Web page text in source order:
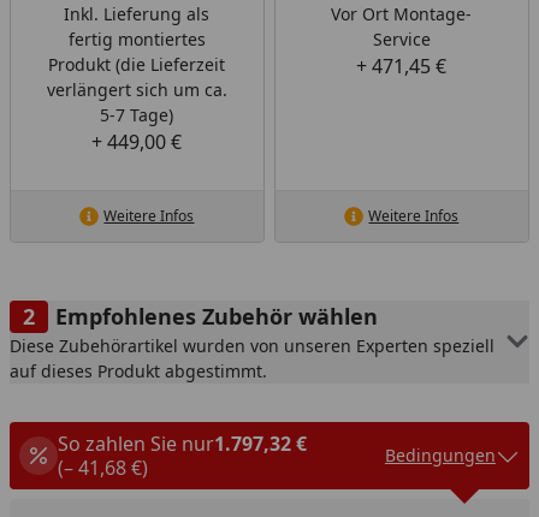
Inkl. Lieferung als
fertig montiertes
Produkt (die Lieferzeit
verlängert sich um ca.
5-7 Tage)
+ 449,00 €
Weitere Infos
Vor Ort Montage-
Service
+ 471,45 €
Weitere Infos
Empfohlenes Zubehör wählen
Diese Zubehörartikel wurden von unseren Experten speziell
auf dieses Produkt abgestimmt.
So zahlen Sie nur1.797,32 €
(– 41,68 €)
Bedingungen